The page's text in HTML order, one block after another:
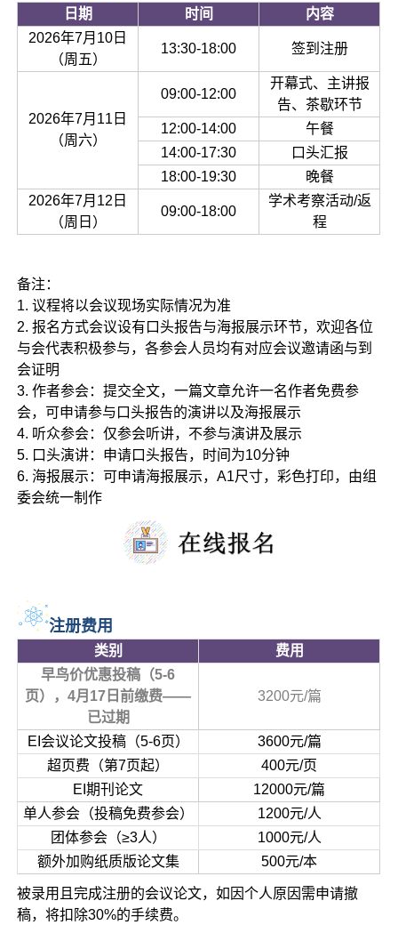
日期 时间
内容
2026年7月10日
（周五）
13:30-18:00 签到注册
2026年7月11日
（周六）
09:00-12:00
开幕式、主讲报
告、茶歇环节
12:00-14:00
午餐
14:00-17:30
口头汇报
18:00-19:30
晚餐
2026年7月12日
（周日）
09:00-18:00
学术考察活动/返
程
备注：
1. 议程将以会议现场实际情况为准
2. 报名方式会议设有口头报告与海报展示环节，欢迎各位
与会代表积极参与，各参会人员均有对应会议邀请函与到
会证明
3. 作者参会：提交全文，一篇文章允许一名作者免费参
会，可申请参与口头报告的演讲以及海报展示
4. 听众参会：仅参会听讲，不参与演讲及展示
5. 口头演讲：申请口头报告，时间为10分钟
6. 海报展示：可申请海报展示，A1尺寸，彩色打印，由组
委会统一制作
注册费用
类别
费用
早鸟价优惠投稿（5-6
页），4月17日前缴费——
已过期
3200元/篇
EI会议论文投稿（5-6页）
3600元/篇
超页费（第7页起）
400元/页
EI期刊论文
12000元/篇
单人参会（投稿免费参会）
1200元/人
团体参会（≥3人）
1000元/人
额外加购纸质版论文集
500元/本
被录用且完成注册的会议论文，如因个人原因需申请撤
稿，将扣除30%的手续费。